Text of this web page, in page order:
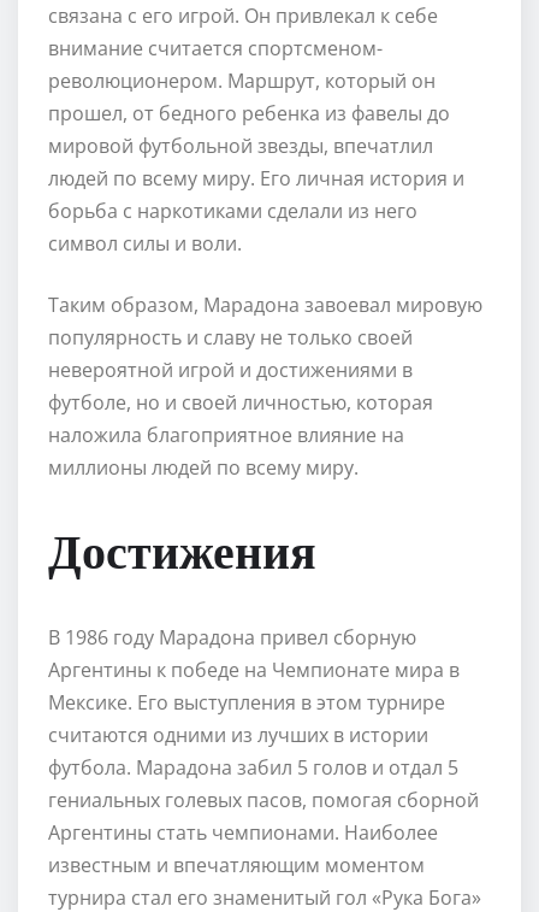
связана с его игрой. Он привлекал к себе
внимание считается спортсменом-
революционером. Маршрут, который он
прошел, от бедного ребенка из фавелы до
мировой футбольной звезды, впечатлил
людей по всему миру. Его личная история и
борьба с наркотиками сделали из него
символ силы и воли.
Таким образом, Марадона завоевал мировую
популярность и славу не только своей
невероятной игрой и достижениями в
футболе, но и своей личностью, которая
наложила благоприятное влияние на
миллионы людей по всему миру.
Достижения
В 1986 году Марадона привел сборную
Аргентины к победе на Чемпионате мира в
Мексике. Его выступления в этом турнире
считаются одними из лучших в истории
футбола. Марадона забил 5 голов и отдал 5
гениальных голевых пасов, помогая сборной
Аргентины стать чемпионами. Наиболее
известным и впечатляющим моментом
турнира стал его знаменитый гол «Рука Бога»